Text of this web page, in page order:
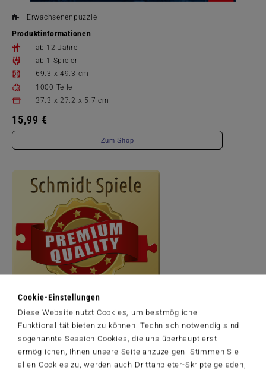
Cookie-Einstellungen
Diese Website nutzt Cookies, um bestmögliche
Funktionalität bieten zu können. Technisch notwendig sind
sogenannte Session Cookies, die uns überhaupt erst
ermöglichen, Ihnen unsere Seite anzuzeigen. Stimmen Sie
allen Cookies zu, werden auch Drittanbieter-Skripte geladen,
Erwachsenenpuzzle
Produktinformationen
ab 12 Jahre
ab 1 Spieler
69.3 x 49.3 cm
1000 Teile
37.3 x 27.2 x 5.7 cm
15,99 €
Zum Shop
© 2024 Lars Stewart. Licensed by MGL. www.mglart.com